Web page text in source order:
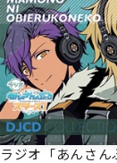
コミッククリエ
ラジオ「あんさん